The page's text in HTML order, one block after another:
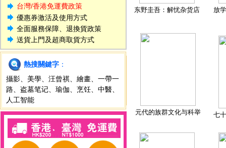
台灣/香港免運費政策
優惠券激活及使用方式
全面服務保障、退換貨政策
送貨上門及超商取貨方式
熱搜關鍵字 ：
攝影
美學 汪曾祺 繪畫
一帶一
路
盗墓笔记 瑜伽 烹饪 中醫
人工智能
东野圭吾：解忧杂货店 放
元代的族群文化与科举 七